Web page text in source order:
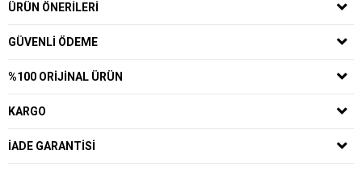
ÜRÜN ÖNERILERI
GÜVENLI ÖDEME
%100 ORIJINAL ÜRÜN
KARGO
İADE GARANTISI